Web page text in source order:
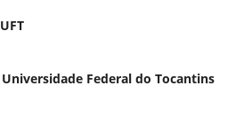
UFT
Universidade Federal do Tocantins